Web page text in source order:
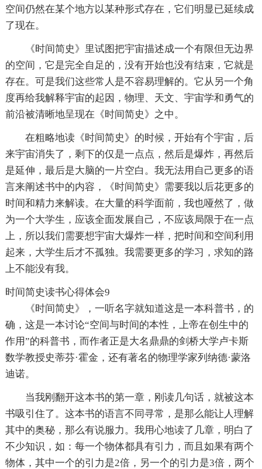
空间仍然在某个地方以某种形式存在，它们明显已延续成
了现在。
《时间简史》里试图把宇宙描述成一个有限但无边界
的空间，它是完全自足的，没有开始也没有结束，它就是
存在。可是我们这些常人是不容易理解的。它从另一个角
度再给我解释宇宙的起因，物理、天文、宇宙学和勇气的
前沿被清晰地呈现在《时间简史》之中。
在粗略地读《时间简史》的时候，开始有个宇宙，后
来宇宙消失了，剩下的仅是一点点，然后是爆炸，再然后
是延伸，最后是大脑的一片空白。我无法用自己更多的语
言来阐述书中的内容，《时间简史》需要我以后花更多的
时间和精力来解读。在大量的科学面前，我也哑然了，做
为一个大学生，应该全面发展自己，不应该局限于在一点
上，所以我们需要想宇宙大爆炸一样，把时间和空间利用
起来，大学生后才不孤独。我需要更多的学习，求知的路
上不能没有我。
时间简史读书心得体会9
《时间简史》，一听名字就知道这是一本科普书，的
确，这是一本讨论“空间与时间的本性，上帝在创生中的
作用”的科普书，而作者正是大名鼎鼎的剑桥大学卢卡斯
数学教授史蒂芬·霍金，还有著名的物理学家列纳德·蒙洛
迪诺。
当我刚翻开这本书的第一章，刚读几句话，就被这本
书吸引住了。这本书的语言不同寻常，是那么能让人理解
其中的奥秘，那么有说服力。我用心地读了几章，明白了
不少知识，如：每一个物体都具有引力，而且如果有两个
物体，其中一个的引力是2倍，另一个的引力是3倍，两个